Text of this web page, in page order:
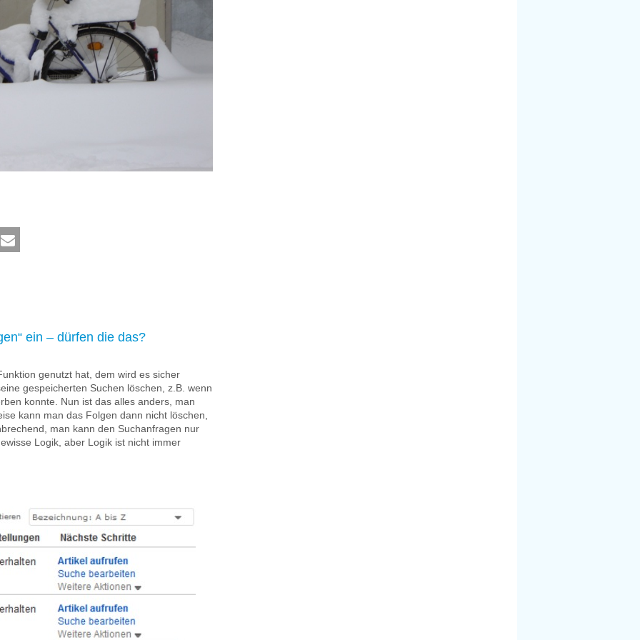
ein – dürfen die das?
genutzt hat, dem wird es sicher
gespeicherten Suchen löschen, z.B. wenn
konnte. Nun ist das alles anders, man
kann man das Folgen dann nicht löschen,
man kann den Suchanfragen nur
Logik, aber Logik ist nicht immer